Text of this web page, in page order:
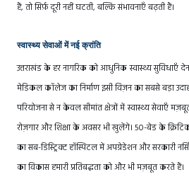
हैं, तो सिर्फ़ दूरी नहीं घटती, बल्कि संभावनाएँ बढ़ती हैं।
स्वास्थ्य सेवाओं में नई क्रांति
उत्तराखंड के हर नागरिक को आधुनिक स्वास्थ्य सुविधाएँ
मेडिकल कॉलेज का निर्माण इसी विज़न का सबसे बड़ा
परियोजना से न केवल सीमांत क्षेत्रों में स्वास्थ्य सेवाएँ
रोज़गार और शिक्षा के अवसर भी खुलेंगे। 50-बेड के
का सब-डिस्ट्रिक्ट हॉस्पिटल में अपग्रेडेशन और सरकारी
का विकास हमारी प्रतिबद्धता को और भी मज़बूत करते हैं।